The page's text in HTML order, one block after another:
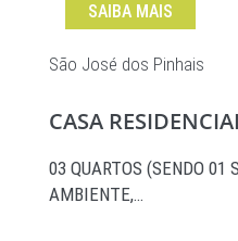
SAIBA MAIS
São José dos Pinhais
CASA
03 QUARTOS (SENDO 01
AMBIENTE,…